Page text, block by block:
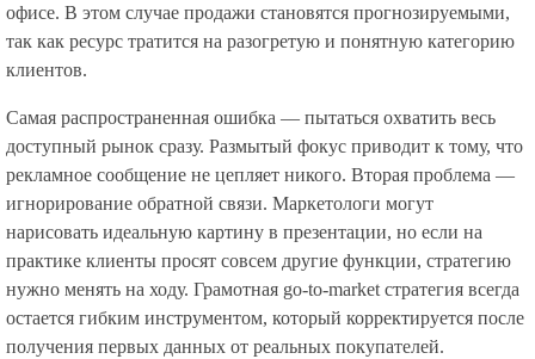
офисе. В этом случае продажи становятся прогнозируемыми,
так как ресурс тратится на разогретую и понятную категорию
клиентов.
Самая распространенная ошибка — пытаться охватить весь
доступный рынок сразу. Размытый фокус приводит к тому, что
рекламное сообщение не цепляет никого. Вторая проблема —
игнорирование обратной связи. Маркетологи могут
нарисовать идеальную картину в презентации, но если на
практике клиенты просят совсем другие функции, стратегию
нужно менять на ходу. Грамотная go-to-market стратегия всегда
остается гибким инструментом, который корректируется после
получения первых данных от реальных покупателей.